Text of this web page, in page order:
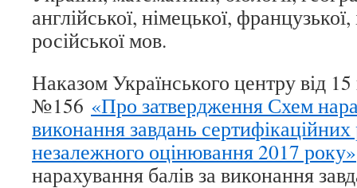
англійської, німецької, французької,
російської мов.
Наказом Українського центру від
№156 «Про затвердження Схем
виконання завдань сертифікаційних
незалежного оцінювання 2017 року»
нарахування балів за виконання